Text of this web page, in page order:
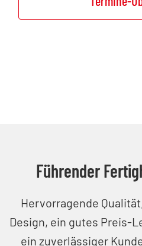
Führender
Hervorragende
Design, ein gutes Preis-
ein zuverlässiger